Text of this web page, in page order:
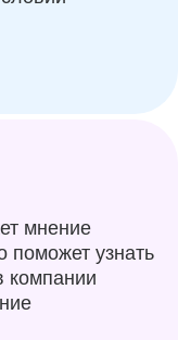
мнение
поможет узнать
компании